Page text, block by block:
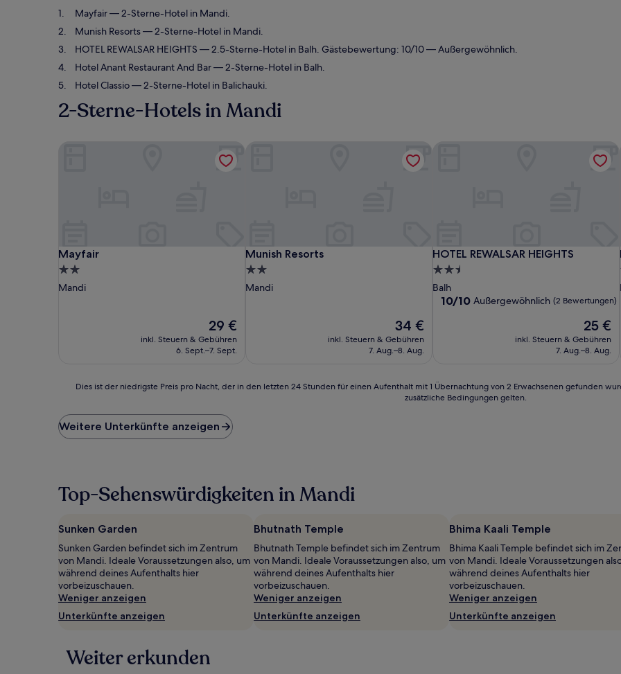
Mayfair— 2-Sterne-Hotel in Mandi.
Munish Resorts— 2-Sterne-Hotel in Mandi.
HOTEL REWALSAR HEIGHTS — 2.5-Sterne-Hotel in Balh. Gästebewertung: 10/10 — Außergewöhnlich.
Hotel Anant Restaurant And Bar— 2-Sterne-Hotel in Balh.
Hotel Classio— 2-Sterne-Hotel in Balichauki.
2-Sterne-Hotels in Mandi
Mayfair
Mayfair
2.0-
Sterne-
Mandi
Der
Preis
beträgt
29 €
inkl. Steuern & Gebühren
6. Sept.–7. Sept.
Munish Resorts
Munish Resorts
2.0-
Sterne-
Mandi
Der
Preis
beträgt
34 €
inkl. Steuern & Gebühren
7. Aug.–8. Aug.
HOTEL REWALSAR HEIGHTS
HOTEL REWALSAR HEIGHTS
2.5-
Sterne-
Unterkunft
Balh
10.0
Außergewöhnlich,
10/10 Außergewöhnlich (2 Bewertungen)
Der
Preis
beträgt
25 €
inkl. Steuern & Gebühren
7. Aug.–8. Aug.
der
niedrigste
Preis
in
den
24 Stunden
für
einen
Aufenthalt
mit
1 Übernachtung
von
2 Erwachsenen
gefunden
Preise
und
Dies ist der niedrigste Preis pro Nacht, der in den letzten 24 Stunden für einen Aufenthalt mit 1 Übernachtung von 2 Erwachsenen gefunden
zusätzliche Bedingungen gelten.
Weitere Unterkünfte anzeigen
Top-Sehenswürdigkeiten in Mandi
Sunken Garden
Sunken Garden befindet sich im Zentrum
von Mandi. Ideale Voraussetzungen also, um
während deines Aufenthalts hier
vorbeizuschauen.
Weniger anzeigen
Unterkünfte anzeigen
Bhutnath Temple
Bhutnath Temple befindet sich im Zentrum
von Mandi. Ideale Voraussetzungen also, um
während deines Aufenthalts hier
vorbeizuschauen.
Weniger anzeigen
Unterkünfte anzeigen
Bhima Kaali Temple
Bhima Kaali Temple befindet sich im
von Mandi. Ideale Voraussetzungen
während deines Aufenthalts hier
vorbeizuschauen.
Weniger anzeigen
Unterkünfte anzeigen
Weiter erkunden